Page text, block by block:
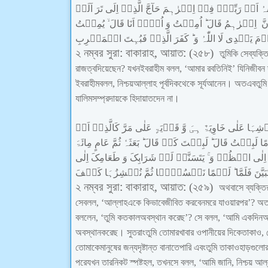
اَلَمۡ تَرَ اِلَی الَّذِیۡ حَآجَّ اِبۡرٰہٖمَ فِیۡ رَبِّہٖۤ اَنۡ
یُمِیۡتُ قَالَ اَنَا اُحۡیٖ وَ اُمِیۡتُ قَالَ اِبۡرٰہٖمُ
الۡمَغۡرِبِ
فَبُہِتَ الَّذِیۡ کَفَرَ وَ اللّٰہُ لَا یَہۡدِی
২ নম্বর সুরা: বাকারাহ, আয়াত: (২৫৮) তুমিকি সে
রাজত্বদিয়েছেন? যখনইবরাহীম বলল, ‘আমার রবতিনিই’ যিনিজীবন
ইবরাহীমবলল, নিশ্চয়আল্লাহ পূর্বদিকথেকে সূর্যআনেন । অতএবতুমি
যালিমসম্প্রদায়কে হিদায়াতদেন না ।
اَوۡ کَالَّذِیۡ مَرَّ عَلٰی قَرۡیَۃٍ وَّ ہِیَ خَاوِیَۃٌ عَلٰی
مِائَۃَ عَامٍ ثُمَّ بَعَثَہٗ قَالَ کَمۡ لَبِثۡتَ قَالَ لَبِثۡتُ
اِلٰی طَعَامِکَ وَ شَرَابِکَ لَمۡ یَتَسَنَّہۡ وَ انۡظُرۡ
اِلٰی
کَیۡفَ نُنۡشِزُہَا ثُمَّ نَکۡسُوۡہَا لَحۡمًا فَلَمَّا
২ নম্বর সুরা: বাকারাহ, আয়াত: (২৫৯) অথবাসে
সেবলল, ‘আল্লাহএকে কিভাবেজীবিত করবেনমরে যাওয়ারপর’?
বললেন, ‘তুমি কতকালঅবস্থান করেছ’? সে বলল, ‘আমি একদিন
অবস্থানকরেছ । সুতরাংতুমি তোমারখাবার ওপানীয়ের দিকেতাকাও,
তোমাকেমানুষের জন্যদৃষ্টান্ত বানাতেপারি এবংতুমি তাকাওহাড়গুলোর
পরেযখন তারনিকট স্পষ্টহল,তখনসে বলল, ‘আমি জানি, নিশ্চয়